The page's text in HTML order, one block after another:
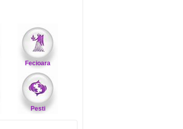
Fecioara
Pesti